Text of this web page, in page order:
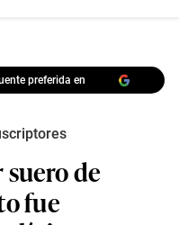
preferida en
de
fue